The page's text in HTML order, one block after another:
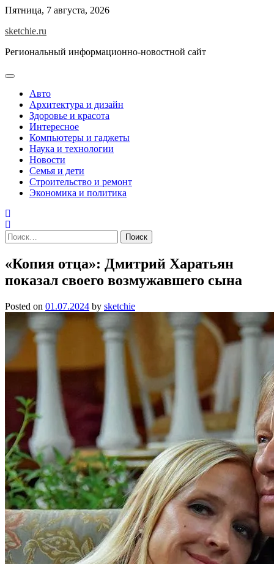
Skip
content
Пятница, 7 августа, 2026
sketchie.ru
Региональный информационно-новостной сайт
Авто
Архитектура и дизайн
Здоровье и красота
Интересное
Компьютеры и гаджеты
Наука и технологии
Новости
Семья и дети
Строительство и ремонт
Экономика и политика
Найти:
«Копия отца»: Дмитрий Харатьян
показал своего возмужавшего сына
Posted on 01.07.2024 by sketchie